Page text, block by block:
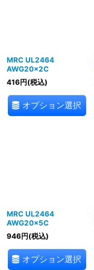
MRC UL2464
AWG20×2C
416円(税込)
オプション選択
MRC UL2464
AWG20×5C
946円(税込)
オプション選択